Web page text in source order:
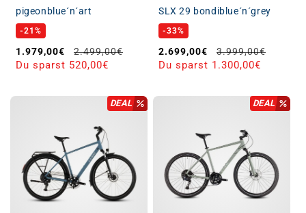
pigeonblue´n´art
-21%
Verkaufspreis
1.979,00€ Normaler Preis
2.499,00€
Du sparst 520,00€
SLX 29 bondiblue´n´grey
-33%
Verkaufspreis
2.699,00€ Normaler Preis
3.999,00€
Du sparst 1.300,00€
DEAL DEAL